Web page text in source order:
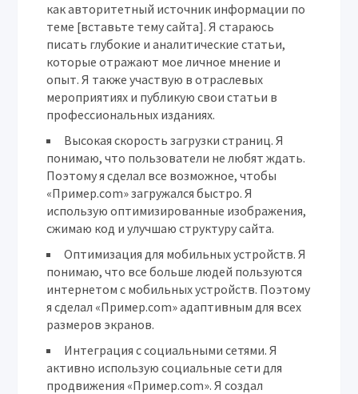
как авторитетный источник информации по
теме [вставьте тему сайта]. Я стараюсь
писать глубокие и аналитические статьи,
которые отражают мое личное мнение и
опыт. Я также участвую в отраслевых
мероприятиях и публикую свои статьи в
профессиональных изданиях.
Высокая скорость загрузки страниц. Я
понимаю, что пользователи не любят ждать.
Поэтому я сделал все возможное, чтобы
«Пример.com» загружался быстро. Я
использую оптимизированные изображения,
сжимаю код и улучшаю структуру сайта.
Оптимизация для мобильных устройств. Я
понимаю, что все больше людей пользуются
интернетом с мобильных устройств. Поэтому
я сделал «Пример.com» адаптивным для всех
размеров экранов.
Интеграция с социальными сетями. Я
активно использую социальные сети для
продвижения «Пример.com». Я создал